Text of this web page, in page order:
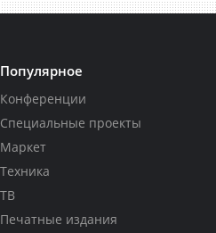
Популярное
Конференции
Специальные проекты
Маркет
Техника
ТВ
Печатные издания